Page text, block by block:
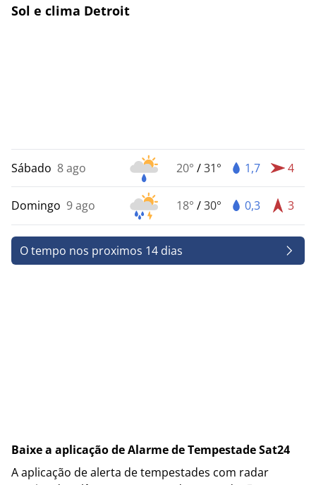
Sol e clima Detroit
Sábado 8 ago 20° /31° 1,7 4
Domingo 9 ago 18° /30° 0,3 3
O tempo nos proximos 14 dias
Baixe a aplicação de Alarme de Tempestade Sat24
A aplicação de alerta de tempestades com radar